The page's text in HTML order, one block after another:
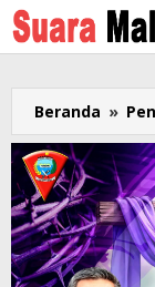
Lewati
ke
konten
Beranda »